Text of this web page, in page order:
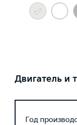
Двигатель и
Год